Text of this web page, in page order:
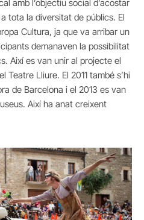
amb l’objectiu social d’acostar
tota la diversitat de públics. El
Cultura, ja que va arribar un
demanaven la possibilitat
Així es van unir al projecte el
Teatre Lliure. El 2011 també s’hi
de Barcelona i el 2013 es van
Així ha anat creixent